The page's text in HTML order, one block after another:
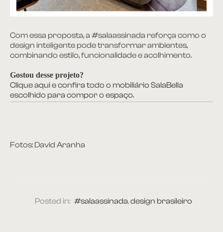
Com essa proposta, a #salaassinada reforça como o
design inteligente pode transformar ambientes,
combinando estilo, funcionalidade e acolhimento.
Gostou desse projeto?
Clique aqui e confira todo o mobiliário SalaBella
escolhido para compor o espaço.
Fotos: David Aranha
Posted in: #salaassinada,design brasileiro